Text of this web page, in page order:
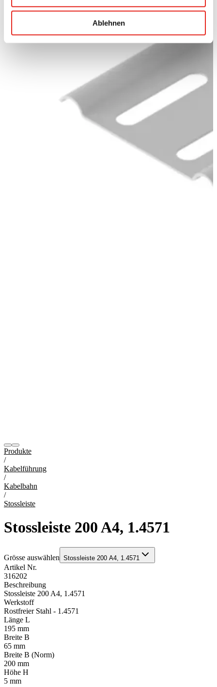
Ablehnen
Produkte
/
Kabelführung
/
Kabelbahn
/
Stossleiste
Stossleiste 200 A4, 1.4571
Grösse auswählen Stossleiste 200 A4, 1.4571
Artikel Nr.
316202
Beschreibung
Stossleiste 200 A4, 1.4571
Werkstoff
Rostfreier Stahl - 1.4571
Länge L
195 mm
Breite B
65 mm
Breite B (Norm)
200 mm
Höhe H
5 mm